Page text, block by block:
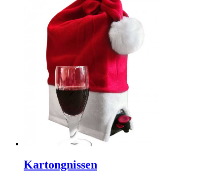
Kartongnissen